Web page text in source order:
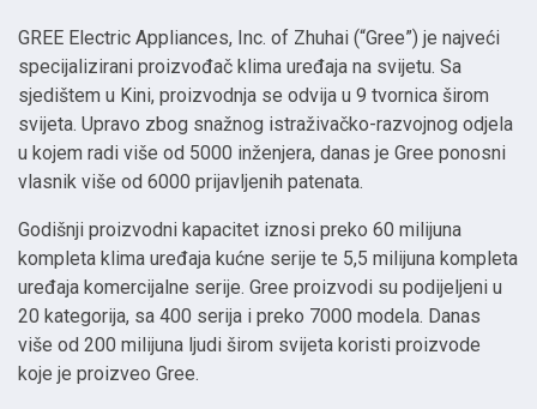
GREE Electric Appliances, Inc. of Zhuhai (“Gree”) je najveći
specijalizirani proizvođač klima uređaja na svijetu. Sa
sjedištem u Kini, proizvodnja se odvija u 9 tvornica širom
svijeta. Upravo zbog snažnog istraživačko-razvojnog odjela
u kojem radi više od 5000 inženjera, danas je Gree ponosni
vlasnik više od 6000 prijavljenih patenata.
Godišnji proizvodni kapacitet iznosi preko 60 milijuna
kompleta klima uređaja kućne serije te 5,5 milijuna kompleta
uređaja komercijalne serije. Gree proizvodi su podijeljeni u
20 kategorija, sa 400 serija i preko 7000 modela. Danas
više od 200 milijuna ljudi širom svijeta koristi proizvode
koje je proizveo Gree.